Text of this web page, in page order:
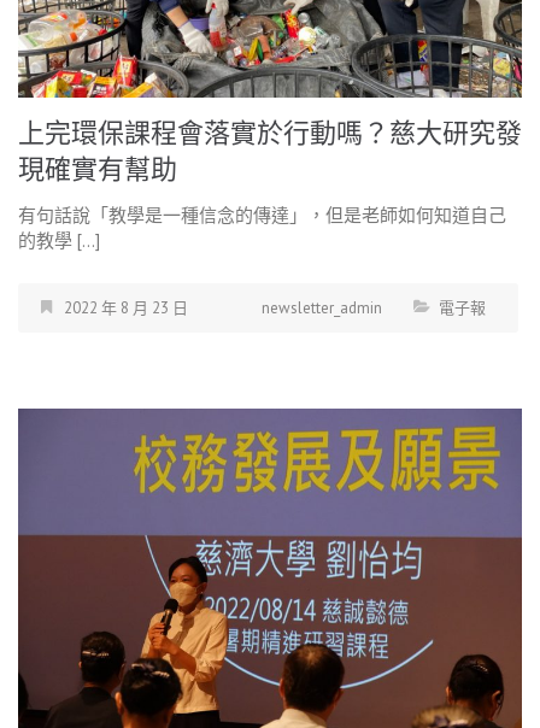
上完環保課程會落實於行動嗎？慈大研究發
現確實有幫助
有句話說「教學是一種信念的傳達」，但是老師如何知道自己
的教學 […]
2022 年 8 月 23 日 newsletter_admin 電子報